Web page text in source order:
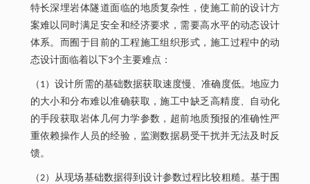
特长深埋岩体隧道面临的地质复杂性，使施工前的设计方
案难以同时满足安全和经济要求，需要高水平的动态设计
体系。而囿于目前的工程施工组织形式，施工过程中的动
态设计面临着以下3个主要难点：
（1）设计所需的基础数据获取速度慢、准确度低。地应力
的大小和分布难以准确获取，施工中缺乏高精度、自动化
的手段获取岩体几何力学参数，超前地质预报的准确性严
重依赖操作人员的经验，监测数据易受干扰并无法及时反
馈。
（2）从现场基础数据得到设计参数过程比较粗糙。基于围